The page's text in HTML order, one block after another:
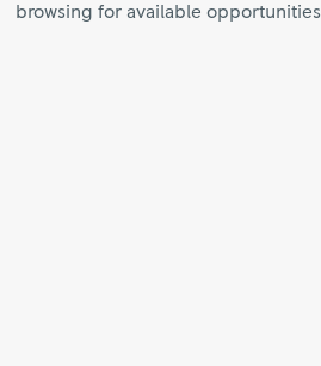
browsing for available opportunities.